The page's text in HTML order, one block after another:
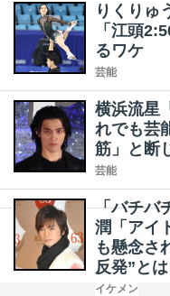
りくりゅ
「江頭
るワケ
芸能
横浜流星
れでも芸
筋」と断
芸能
「バチバ
潤「アイ
も懸念さ
反発”とは
イケメン